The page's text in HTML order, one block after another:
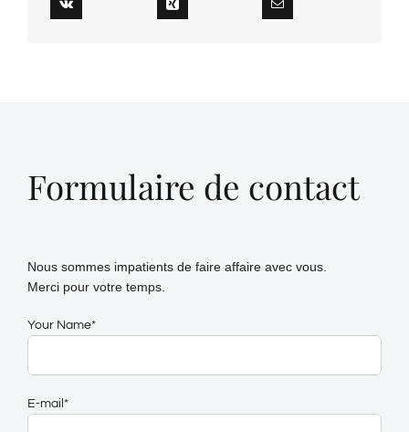
Formulaire de contact
Nous sommes impatients de faire affaire avec vous.
Merci pour votre temps.
Your Name*
E-mail*